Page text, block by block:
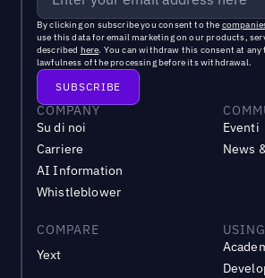
By clicking on subscribe you consent to the
use this data for email marketing on our products,
described here. You can withdraw this consent at
lawfulness of the processing before its withdrawal.
COMPANY
Su di noi
Carriere
AI Information
Whistleblower
Eventi
News
COMPARE
Yext